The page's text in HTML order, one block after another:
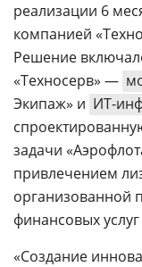
реализации 6
компанией
Решение
«Техносерв» —
Экипаж» и ИТ-
задачи
привлечением
организованной
финансовых
«Создание